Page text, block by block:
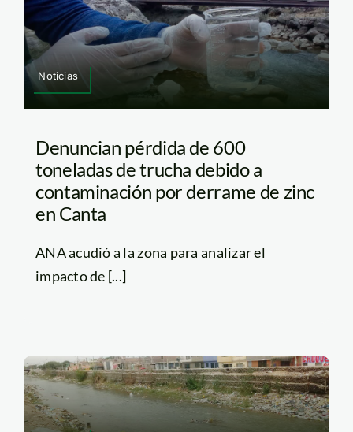
Noticias
Denuncian pérdida de 600
toneladas de trucha debido a
contaminación por derrame de zinc
en Canta
ANA acudió a la zona para analizar el
impacto de [...]